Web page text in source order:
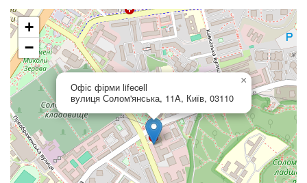
Офіс фірми lifecell
вулиця Солом'янська, 11A, Київ, 03110
×
+
−